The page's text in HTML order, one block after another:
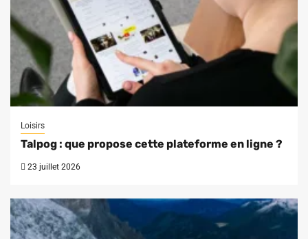
Loisirs
Talpog : que propose cette plateforme en ligne ?
23 juillet 2026